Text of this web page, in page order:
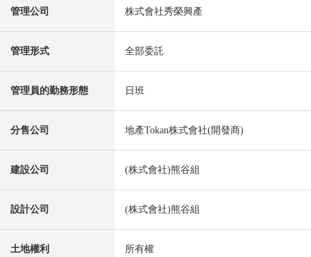
管理公司 株式會社秀榮興產
管理形式 全部委託
管理員的勤務形態 日班
分售公司 地產Tokan株式會社(開發商)
建設公司 (株式會社)熊谷組
設計公司 (株式會社)熊谷組
土地權利 所有權